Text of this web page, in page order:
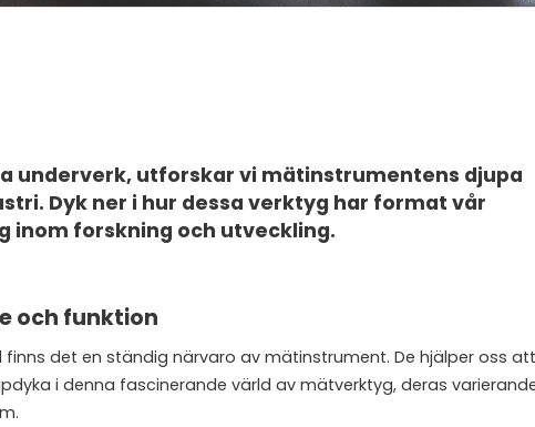
underverk, utforskar vi mätinstrumentens djupa
Dyk ner i hur dessa verktyg har format vår
inom forskning och utveckling.
och funktion
det en ständig närvaro av mätinstrument. De hjälper oss att
i denna fascinerande värld av mätverktyg, deras